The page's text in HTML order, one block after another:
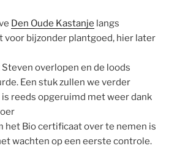
Den Oude Kastanje langs
voor bijzonder plantgoed, hier later
overlopen en de loods
Een stuk zullen we verder
is reeds opgeruimd met weer dank
het Bio certificaat over te nemen is
wachten op een eerste controle.